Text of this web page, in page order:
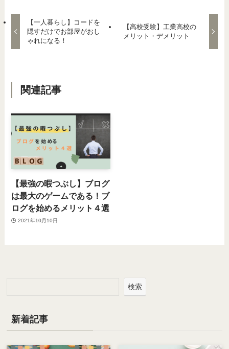
【一人暮らし】コードを
隠すだけでお部屋がおし
ゃれになる！
【高校受験】工業高校の
メリット・デメリット
関連記事
【最強の暇つぶし】ブログ
は最大のゲームである！ブ
ログを始めるメリット４選
2021年10月10日
検索
新着記事